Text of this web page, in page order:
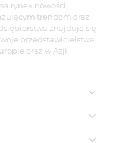
rynek nowości,
trendom oraz
znajduje się
przedstawicielstwa
oraz w Azji.